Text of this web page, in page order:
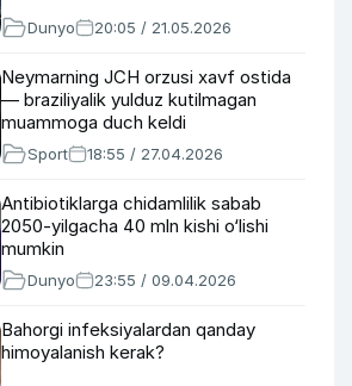
Dunyo 20:05 / 21.05.2026
Neymarning JCH orzusi xavf ostida
— braziliyalik yulduz kutilmagan
muammoga duch keldi
Sport 18:55 / 27.04.2026
Antibiotiklarga chidamlilik sabab
2050-yilgacha 40 mln kishi o‘lishi
mumkin
Dunyo 23:55 / 09.04.2026
Bahorgi infeksiyalardan qanday
himoyalanish kerak?